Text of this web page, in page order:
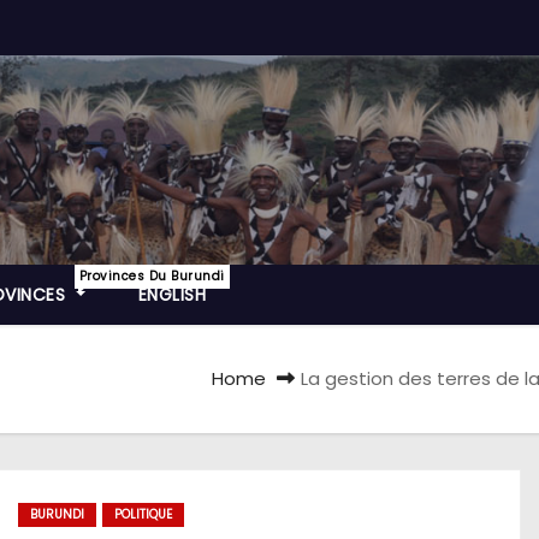
Provinces Du Burundi
ENGLISH
Home La gestion des terres de
BURUNDI POLITIQUE